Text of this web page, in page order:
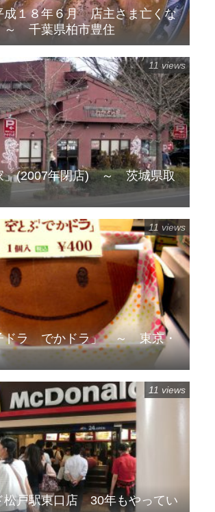
成１８年６月 店主さま亡くな
千葉県柏市豊住
」(2007年閉店) ～ 茨城県取
11 views
ドラ でかドラ」 ～ 東京・
11 views
松戸駅東口店 30年もやってい
11 views